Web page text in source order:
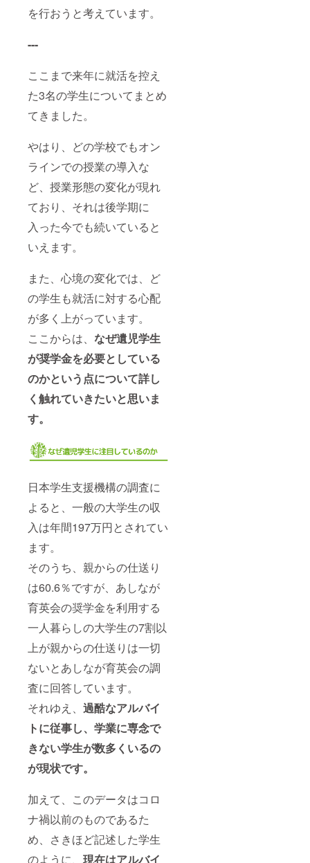
を行おうと考えています。
---
ここまで来年に就活を控え
た3名の学生についてまとめ
てきました。
やはり、どの学校でもオン
ラインでの授業の導入な
ど、授業形態の変化が現れ
ており、それは後学期に
入った今でも続いていると
いえます。
また、心境の変化では、ど
の学生も就活に対する心配
が多く上がっています。
ここからは、 なぜ遺児学生
が奨学金を必要としている
のかという点について詳し
く触れていきたいと思いま
す。
日本学生支援機構の調査に
よると、一般の大学生の収
入は年間197万円とされてい
ます。
そのうち、親からの仕送り
は60.6％ですが、あしなが
育英会の奨学金を利用する
一人暮らしの大学生の7割以
上が親からの仕送りは一切
ないとあしなが育英会の調
査に回答しています。
それゆえ、 過酷なアルバイ
トに従事し、学業に専念で
きない学生が数多くいるの
が現状です。
加えて、このデータはコロ
ナ禍以前のものであるた
め、さきほど記述した学生
のように、 現在はアルバイ